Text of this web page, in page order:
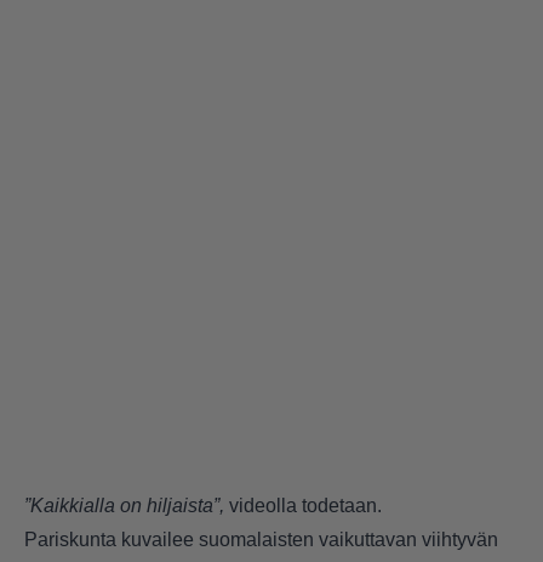
”Kaikkialla on hiljaista”, videolla todetaan.
Pariskunta kuvailee suomalaisten vaikuttavan viihtyvän